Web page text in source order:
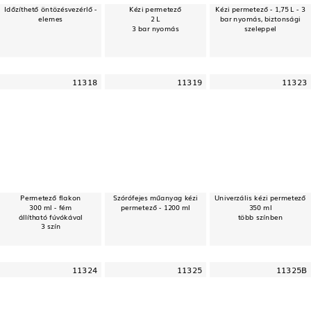
Időzíthető öntözésvezérlő -
elemes
Kézi permetező
2 L
3 bar nyomás
Kézi permetező - 1,75 L - 3
bar nyomás, biztonsági
szeleppel
11318
Permetező flakon
300 ml - fém
állítható fúvókával
3 szín
11319
Szórófejes műanyag kézi
permetező - 1200 ml
11323
Univerzális kézi permetező
350 ml
több színben
11324 11325 11325B